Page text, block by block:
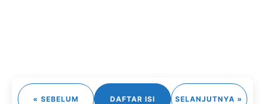
« SEBELUM DAFTAR ISI SELANJUTNYA »